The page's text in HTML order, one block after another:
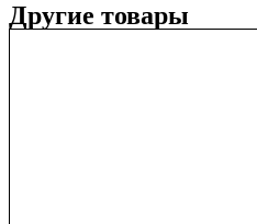
Другие товары